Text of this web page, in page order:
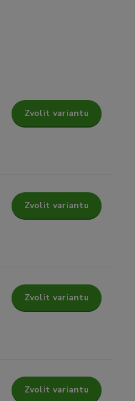
Zvolit variantu
Zvolit variantu
Zvolit variantu
Zvolit variantu